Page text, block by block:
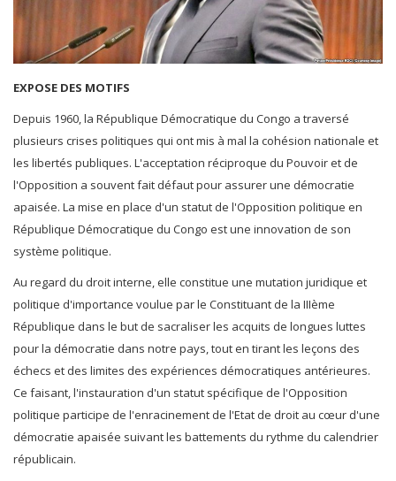
EXPOSE DES MOTIFS
Depuis 1960, la République Démocratique du Congo a traversé
plusieurs crises politiques qui ont mis à mal la cohésion nationale et
les libertés publiques. L'acceptation réciproque du Pouvoir et de
l'Opposition a souvent fait défaut pour assurer une démocratie
apaisée. La mise en place d'un statut de l'Opposition politique en
République Démocratique du Congo est une innovation de son
système politique.
Au regard du droit interne, elle constitue une mutation juridique et
politique d'importance voulue par le Constituant de la IIIème
République dans le but de sacraliser les acquits de longues luttes
pour la démocratie dans notre pays, tout en tirant les leçons des
échecs et des limites des expériences démocratiques antérieures.
Ce faisant, l'instauration d'un statut spécifique de l'Opposition
politique participe de l'enracinement de l'Etat de droit au cœur d'une
démocratie apaisée suivant les battements du rythme du calendrier
républicain.